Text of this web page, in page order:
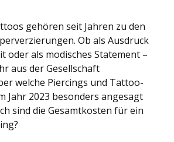
gehören seit Jahren zu den
Ob als Ausdruck
oder als modisches Statement –
aus der Gesellschaft
welche Piercings und Tattoo-
Jahr 2023 besonders angesagt
sind die Gesamtkosten für ein